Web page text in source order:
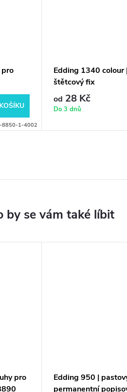
8850-1-4002
Edding 1340 colour
štětcový fix
od 28 Kč
Do 3 dnů
pro
Edding 950 |
permanentní